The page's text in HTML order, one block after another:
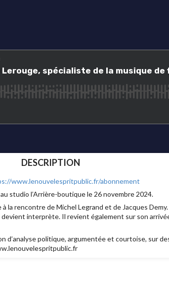
DESCRIPTION
www.lenouvelespritpublic.fr/abonnement
studio l’Arrière-boutique le 26 novembre 2024.
la rencontre de Michel Legrand et de Jacques
devient interprète. Il revient également sur son
d’analyse politique, argumentée et courtoise, sur